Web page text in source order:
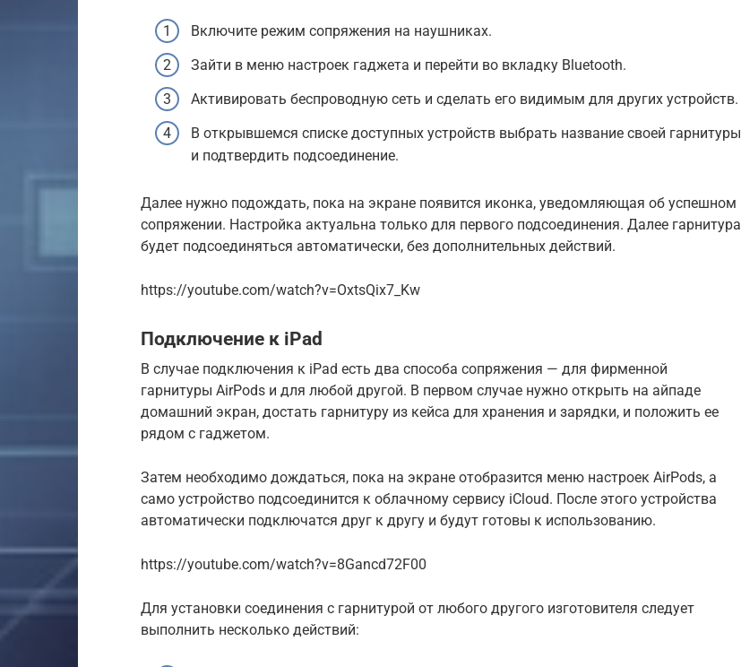
Включите режим сопряжения на наушниках.
Зайти в меню настроек гаджета и перейти во вкладку Bluetooth.
Активировать беспроводную сеть и сделать его видимым для других устройств.
В открывшемся списке доступных устройств выбрать название своей гарнитуры
и подтвердить подсоединение.
Далее нужно подождать, пока на экране появится иконка, уведомляющая об успешном
сопряжении. Настройка актуальна только для первого подсоединения. Далее гарнитура
будет подсоединяться автоматически, без дополнительных действий.
https://youtube.com/watch?v=OxtsQix7_Kw
Подключение к iPad
В случае подключения к iPad есть два способа сопряжения — для фирменной
гарнитуры AirPods и для любой другой. В первом случае нужно открыть на айпаде
домашний экран, достать гарнитуру из кейса для хранения и зарядки, и положить ее
рядом с гаджетом.
Затем необходимо дождаться, пока на экране отобразится меню настроек AirPods, а
само устройство подсоединится к облачному сервису iCloud. После этого устройства
автоматически подключатся друг к другу и будут готовы к использованию.
https://youtube.com/watch?v=8Gancd72F00
Для установки соединения с гарнитурой от любого другого изготовителя следует
выполнить несколько действий: